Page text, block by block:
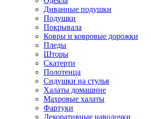
Диванные подушки
Подушки
Покрывала
Ковры и ковровые дорожки
Пледы
Шторы
Скатерти
Полотенца
Сидушки на стулья
Халаты домашние
Махровые халаты
Фартуки
Декоративные наволочки